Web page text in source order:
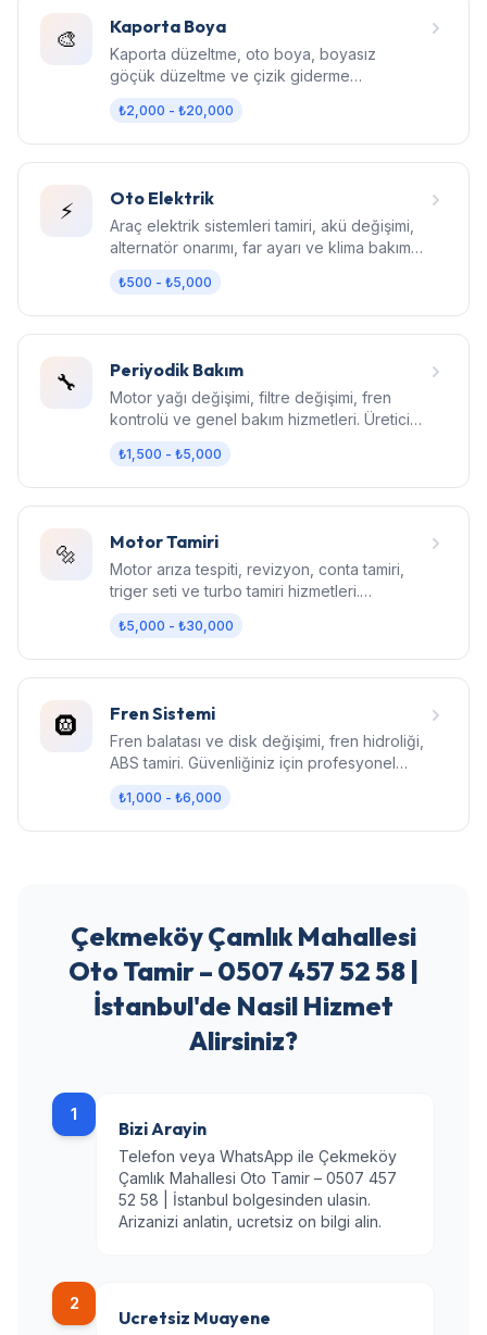
🎨 Kaporta Boya
Kaporta düzeltme, oto boya, boyasız
göçük düzeltme ve çizik giderme
₺2,000 - ₺20,000
⚡ Oto Elektrik
Araç elektrik sistemleri tamiri, akü değişimi,
alternatör onarımı, far ayarı ve klima bakım
₺500 - ₺5,000
🔧 Periyodik Bakım
Motor yağı değişimi, filtre değişimi, fren
kontrolü ve genel bakım hizmetleri. Üretici
₺1,500 - ₺5,000
🔩 Motor Tamiri
Motor arıza tespiti, revizyon, conta tamiri,
triger seti ve turbo tamiri hizmetleri.
₺5,000 - ₺30,000
🛞 Fren Sistemi
Fren balatası ve disk değişimi, fren hidroliği,
ABS tamiri. Güvenliğiniz için profesyonel
₺1,000 - ₺6,000
Çekmeköy Çamlık Mahallesi
Oto Tamir – 0507 457 52 58 |
İstanbul'de Nasil Hizmet
Alirsiniz?
1
Bizi Arayin
Telefon veya WhatsApp ile Çekmeköy
Çamlık Mahallesi Oto Tamir – 0507 457
52 58 | İstanbul bolgesinden ulasin.
Arizanizi anlatin, ucretsiz on bilgi alin.
2
Ucretsiz Muayene